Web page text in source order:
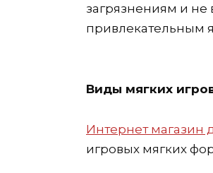
загрязнениям и
привлекательным
Виды мягких
Интернет магазин
игровых мягких